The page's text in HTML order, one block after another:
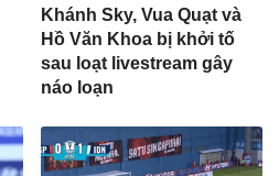
Khánh Sky, Vua Quạt và
Hồ Văn Khoa bị khởi tố
sau loạt livestream gây
náo loạn